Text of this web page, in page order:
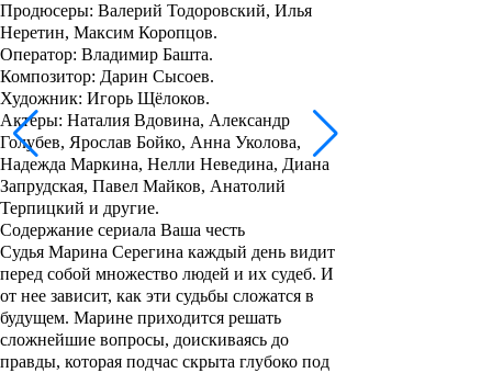
Продюсеры: Валерий Тодоровский, Илья
Неретин, Максим Коропцов.
Оператор: Владимир Башта.
Композитор: Дарин Сысоев.
Художник: Игорь Щёлоков.
Актеры: Наталия Вдовина, Александр
Голубев, Ярослав Бойко, Анна Уколова,
Надежда Маркина, Нелли Неведина, Диана
Запрудская, Павел Майков, Анатолий
Терпицкий и другие.
Содержание сериала Ваша честь
Судья Марина Серегина каждый день видит
перед собой множество людей и их судеб. И
от нее зависит, как эти судьбы сложатся в
будущем. Марине приходится решать
сложнейшие вопросы, доискиваясь до
правды, которая подчас скрыта глубоко под